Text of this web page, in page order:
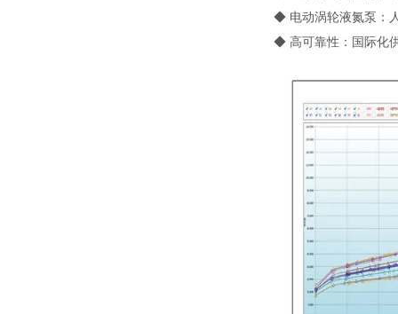
◆ 电动涡轮液氮泵：
◆ 高可靠性：国际化